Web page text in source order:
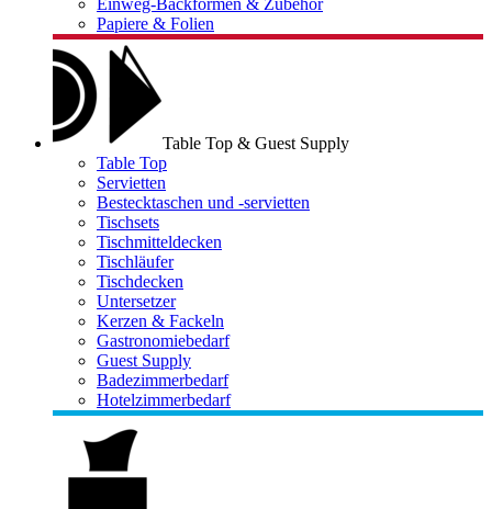
Einweg-Backformen & Zubehör
Papiere & Folien
Table Top & Guest Supply
Table Top
Servietten
Bestecktaschen und -servietten
Tischsets
Tischmitteldecken
Tischläufer
Tischdecken
Untersetzer
Kerzen & Fackeln
Gastronomiebedarf
Guest Supply
Badezimmerbedarf
Hotelzimmerbedarf